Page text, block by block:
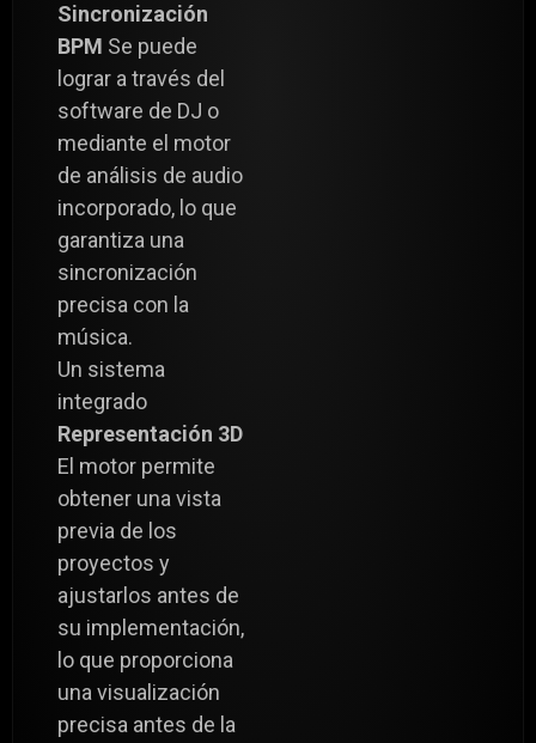
Sincronización
BPM Se puede
lograr a través del
software de DJ o
mediante el motor
de análisis de audio
incorporado, lo que
garantiza una
sincronización
precisa con la
música.
Un sistema
integrado
Representación 3D
El motor permite
obtener una vista
previa de los
proyectos y
ajustarlos antes de
su implementación,
lo que proporciona
una visualización
precisa antes de la